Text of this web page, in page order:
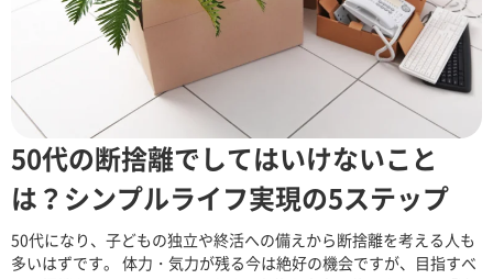
50代の断捨離でしてはいけないこと
は？シンプルライフ実現の5ステップ
50代になり、子どもの独立や終活への備えから断捨離を考える人も
多いはずです。 体力・気力が残る今は絶好の機会ですが、目指すべ